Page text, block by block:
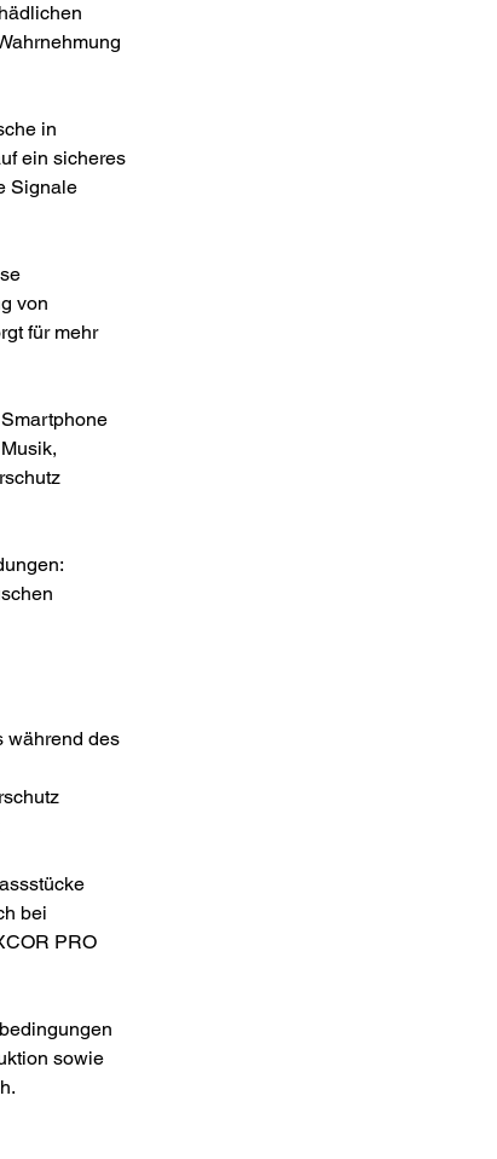
in
ein sicheres
Signale
von
für mehr
während des
bei
PRO
sowie